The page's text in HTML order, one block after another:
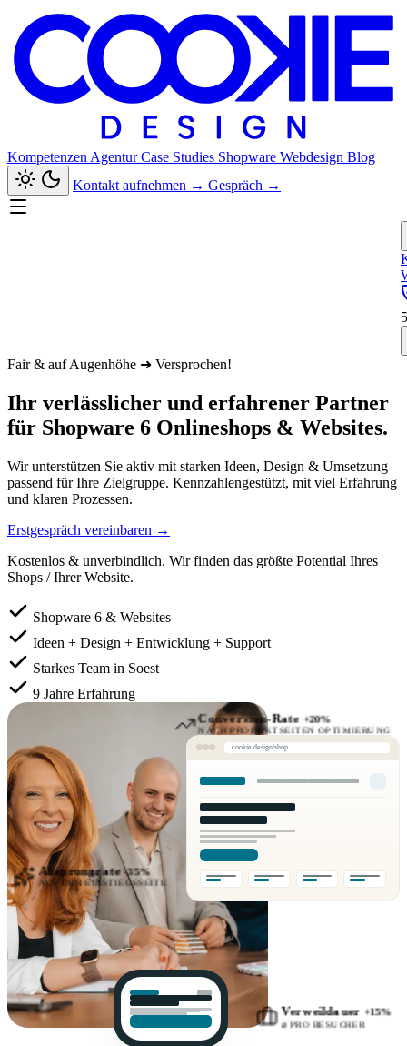
Kompetenzen AgenturCase Studies Shopware Webdesign Blog
Kontakt aufnehmen → Gespräch →
Fair & auf Augenhöhe ➜ Versprochen!
Ihr verlässlicher und erfahrener Partner
für Shopware 6 Onlineshops & Websites.
Wir unterstützen Sie aktiv mit starken Ideen, Design & Umsetzung
passend für Ihre Zielgruppe. Kennzahlengestützt, mit viel Erfahrung
und klaren Prozessen.
Erstgespräch vereinbaren →
Kostenlos & unverbindlich. Wir finden das größte Potential Ihres
Shops / Ihrer Website.
Shopware 6 & Websites
Ideen + Design + Entwicklung + Support
Starkes Team in Soest
9 Jahre Erfahrung
cookie.design/shop
Conversion-Rate +20%
NACH PRODUKTSEITEN OPTIMIERUNG
Absprungrate-35%
AUF DER EINSTIEGSSEITE
Verweildauer +15%
⌀ PRO BESUCHER